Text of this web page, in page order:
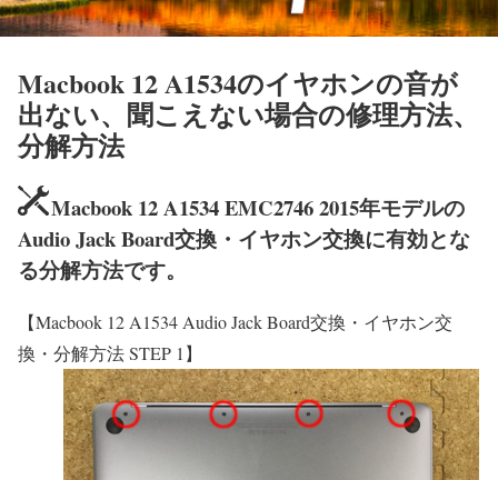
Macbook 12 A1534のイヤホンの音が
出ない、聞こえない場合の修理方法、
分解方法
Macbook 12 A1534 EMC2746 2015年モデルの
Audio Jack Board交換・イヤホン交換に有効とな
る分解方法です。
【Macbook 12 A1534 Audio Jack Board交換・イヤホン交
換・分解方法 STEP 1】